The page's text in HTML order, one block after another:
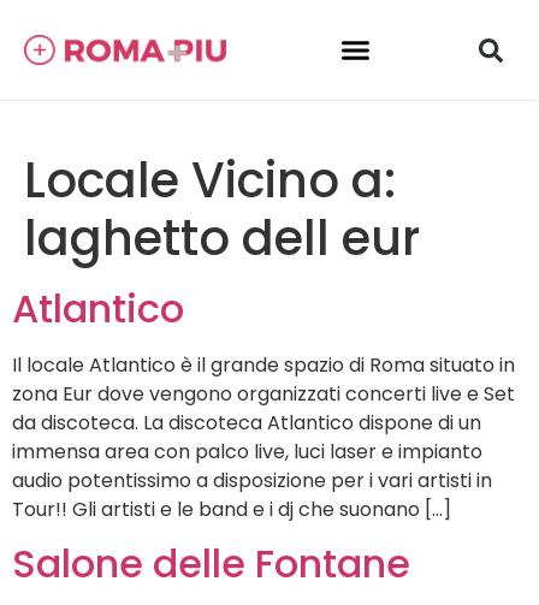
Locale Vicino a:
laghetto dell eur
Atlantico
Il locale Atlantico è il grande spazio di Roma situato in
zona Eur dove vengono organizzati concerti live e Set
da discoteca. La discoteca Atlantico dispone di un
immensa area con palco live, luci laser e impianto
audio potentissimo a disposizione per i vari artisti in
Tour!! Gli artisti e le band e i dj che suonano […]
Salone delle Fontane